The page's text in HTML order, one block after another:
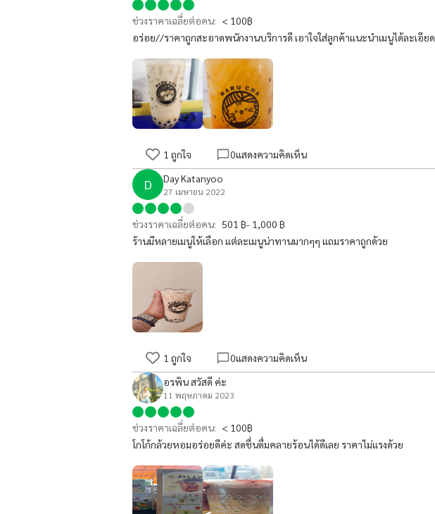
ช่วงราคาเฉลี่ยต่อคน: < 100฿
อร่อย//ราคาถูกสะอาดพนักงานบริการดี เอาใจใส่ลูกค้าแนะนำเมนูได้ละเอียด
1 ถูกใจ 0แสดงความคิดเห็น
D Day Katanyoo
27 เมษายน 2022
ช่วงราคาเฉลี่ยต่อคน: 501 ฿- 1,000 ฿
ร้านมีหลายเมนูให้เลือก แต่ละเมนูน่าทานมากๆๆ แถมราคาถูกด้วย
1 ถูกใจ 0แสดงความคิดเห็น
อรพิน สวัสดี ค่ะ
11 พฤษภาคม 2023
ช่วงราคาเฉลี่ยต่อคน: < 100฿
โกโก้กล้วยหอมอร่อยดีค่ะ สดชื่นดื่มคลายร้อนได้ดีเลย ราคาไม่แรงด้วย